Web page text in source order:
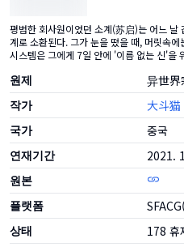
평범한 회사원이었던 소계(苏启)는 어느 날
계로 소환된다. 그가 눈을 떴을 때, 머릿속
시스템은 그에게 7일 안에 '이름 없는 신'을
원제 异世界
작가 大斗猫
국가 중국
연재기간 2021.
원본
플랫폼
상태 178 휴